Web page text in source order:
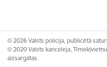
© 2026 Valsts policija, publicētā
© 2020 Valsts kanceleja,
aizsargātas.